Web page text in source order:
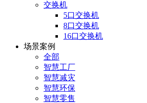
交换机
5口交换机
8口交换机
16口交换机
场景案例
全部
智慧工厂
智慧减灾
智慧环保
智慧零售